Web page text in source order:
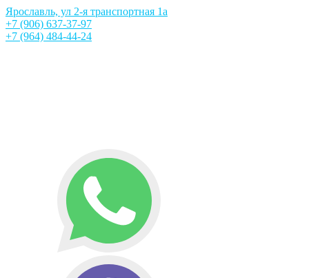
Ярославль, ул 2-я транспортная 1а
+7 (906) 637-37-97
+7 (964) 484-44-24